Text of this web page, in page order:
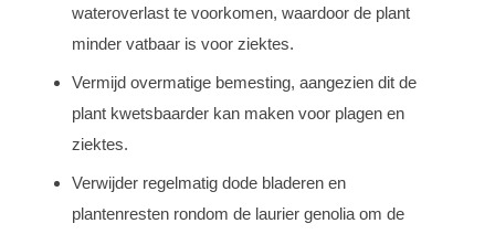
wateroverlast te voorkomen, waardoor de plant
minder vatbaar is voor ziektes.
Vermijd overmatige bemesting, aangezien dit de
plant kwetsbaarder kan maken voor plagen en
ziektes.
Verwijder regelmatig dode bladeren en
plantenresten rondom de laurier genolia om de